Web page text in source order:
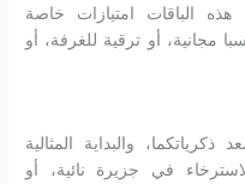
هذه الباقات امتيازات خاصة
مجانية، أو ترقية للغرفة، أو
والبداية المثالية
في جزيرة نائية، أو